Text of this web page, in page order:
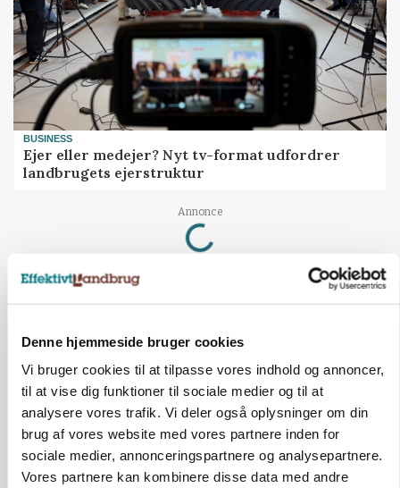
Denne hjemmeside bruger cookies
Vi bruger cookies til at tilpasse vores indhold og annoncer,
til at vise dig funktioner til sociale medier og til at
analysere vores trafik. Vi deler også oplysninger om din
brug af vores website med vores partnere inden for
sociale medier, annonceringspartnere og analysepartnere.
Vores partnere kan kombinere disse data med andre
BUSINESS
Ejer eller medejer? Nyt tv-format udfordrer
landbrugets ejerstruktur
Annonce
Loading...